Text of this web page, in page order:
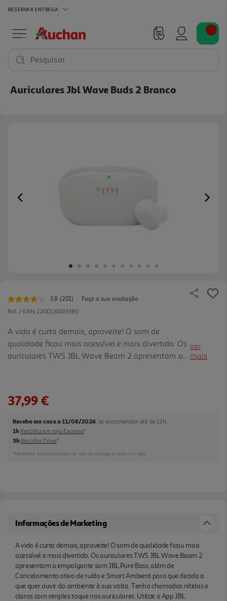
RESERVAR ENTREGA
Pesquisar
Auriculares Jbl Wave Buds 2 Branco
Previous
3.8 Leu
201
Link
para
a
mesma
página.
(201)
Faça a sua avaliação
Ref. / EAN: 1200130015380
A vida é curta demais, aproveite! O som de
qualidade ficou mais acessível e mais divertido. Os
auriculares TWS JBL Wave Beam 2 apresentam o
sua volta. Tenha chamadas nítidas e claras com
Headphones para personalizar o som e o idioma.
Conecte-se facilmente até 8 dispositivos
Bluetooth® e alterne sem esforço. Até 40H* de
ver
mais
37,99 €
Receba em casa a 11/08/2026 , se encomendar até às 12h.
1h Recolha em loja Express*
3h Recolha Drive*
*Mediante disponibilidade de slot de entrega e stock em loja.
Informações de Marketing
A vida é curta demais, aproveite! O som de qualidade ficou mais
acessível e mais divertido. Os auriculares TWS JBL Wave Beam 2
apresentam o empolgante som JBL Pure Bass, além de
Cancelamento ativo de ruído e Smart Ambient para que decida o
que quer ouvir do ambiente à sua volta. Tenha chamadas nítidas e
claras com simples toque nos auriculares. Utilize a App JBL